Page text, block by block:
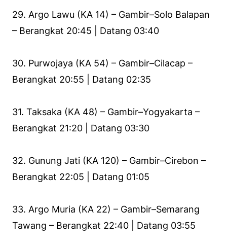
29. Argo Lawu (KA 14) – Gambir–Solo Balapan
– Berangkat 20:45 | Datang 03:40
30. Purwojaya (KA 54) – Gambir–Cilacap –
Berangkat 20:55 | Datang 02:35
31. Taksaka (KA 48) – Gambir–Yogyakarta –
Berangkat 21:20 | Datang 03:30
32. Gunung Jati (KA 120) – Gambir–Cirebon –
Berangkat 22:05 | Datang 01:05
33. Argo Muria (KA 22) – Gambir–Semarang
Tawang – Berangkat 22:40 | Datang 03:55